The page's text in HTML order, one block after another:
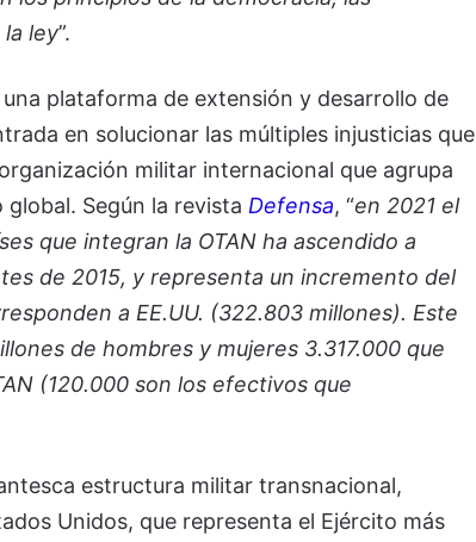
ley”.
plataforma de extensión y desarrollo de
en solucionar las múltiples injusticias que
militar internacional que agrupa
Según la revista Defensa, “en 2021 el
que integran la OTAN ha ascendido a
de 2015, y representa un incremento del
a EE.UU. (322.803 millones). Este
de hombres y mujeres 3.317.000 que
(120.000 son los efectivos que
estructura militar transnacional,
Unidos, que representa el Ejército más